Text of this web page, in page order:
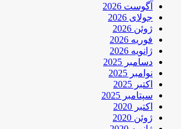
آگوست 2026
جولای 2026
ژوئن 2026
فوریه 2026
ژانویه 2026
دسامبر 2025
نوامبر 2025
اکتبر 2025
سپتامبر 2025
اکتبر 2020
ژوئن 2020